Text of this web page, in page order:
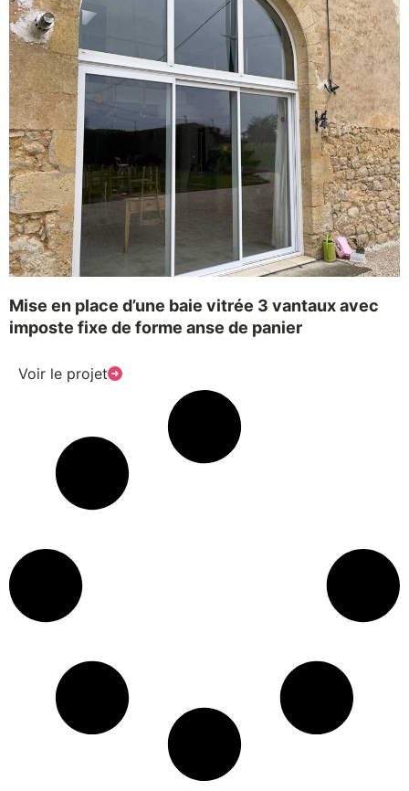
Mise en place d’une baie vitrée 3 vantaux avec
imposte fixe de forme anse de panier
Voir le projet